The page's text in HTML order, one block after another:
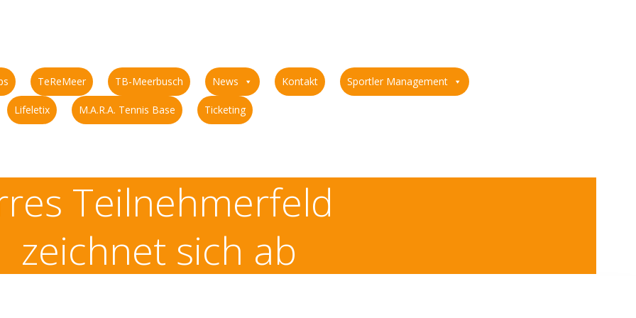
TeReMeer TB-Meerbusch News Kontakt Sportler Management
Lifeletix M.A.R.A. Tennis Base Ticketing
Teilnehmerfeld
zeichnet sich ab